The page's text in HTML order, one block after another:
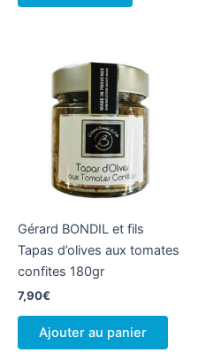
Gérard BONDIL et fils
Tapas d’olives aux tomates
confites 180gr
7,90€
Ajouter au panier